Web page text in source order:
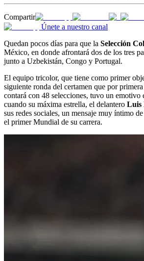
Compartir
Únete a nuestro canal
Quedan pocos días para que la Selección
México, en donde afrontará dos de los tres
junto a Uzbekistán, Congo y Portugal.
El equipo tricolor, que tiene como primer
siguiente ronda del certamen que por
contará con 48 selecciones, tuvo un emotivo
cuando su máxima estrella, el delantero Luis
sus redes sociales, un mensaje muy íntimo
el primer Mundial de su carrera.